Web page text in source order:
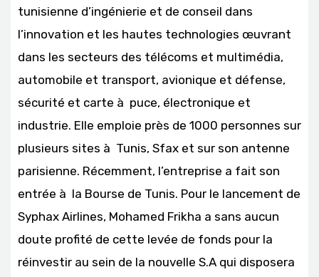
tunisienne d’ingénierie et de conseil dans
l’innovation et les hautes technologies œuvrant
dans les secteurs des télécoms et multimédia,
automobile et transport, avionique et défense,
sécurité et carte à puce, électronique et
industrie. Elle emploie près de 1000 personnes sur
plusieurs sites à Tunis, Sfax et sur son antenne
parisienne. Récemment, l’entreprise a fait son
entrée à la Bourse de Tunis. Pour le lancement de
Syphax Airlines, Mohamed Frikha a sans aucun
doute profité de cette levée de fonds pour la
réinvestir au sein de la nouvelle S.A qui disposera